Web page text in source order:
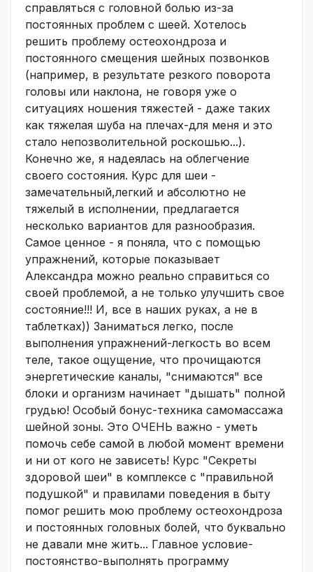
справляться с головной болью из-за
постоянных проблем с шеей. Хотелось
решить проблему остеохондроза и
постоянного смещения шейных позвонков
(например, в результате резкого поворота
головы или наклона, не говоря уже о
ситуациях ношения тяжестей - даже таких
как тяжелая шуба на плечах-для меня и это
стало непозволительной роскошью...).
Конечно же, я надеялась на облегчение
своего состояния. Курс для шеи -
замечательный,легкий и абсолютно не
тяжелый в исполнении, предлагается
несколько вариантов для разнообразия.
Самое ценное - я поняла, что с помощью
упражнений, которые показывает
Александра можно реально справиться со
своей проблемой, а не только улучшить свое
состояние!!! И, все в наших руках, а не в
таблетках)) Заниматься легко, после
выполнения упражнений-легкость во всем
теле, такое ощущение, что прочищаются
энергетические каналы, "снимаются" все
блоки и организм начинает "дышать" полной
грудью! Особый бонус-техника самомассажа
шейной зоны. Это ОЧЕНЬ важно - уметь
помочь себе самой в любой момент времени
и ни от кого не зависеть! Курс "Секреты
здоровой шеи" в комплексе с "правильной
подушкой" и правилами поведения в быту
помог решить мою проблему остеохондроза
и постоянных головных болей, что буквально
не давали мне жить... Главное условие-
постоянство-выполнять программу